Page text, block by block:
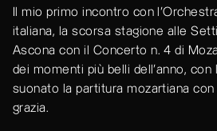
Il mio primo incontro con
italiana, la scorsa stagione alle
Ascona con il Concerto n. 4 di
dei momenti più belli dell'anno, con
suonato la partitura mozartiana
grazia.